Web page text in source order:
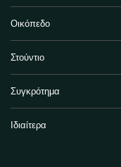
Οικόπεδο
Στούντιο
Συγκρότημα
Ιδιαίτερα